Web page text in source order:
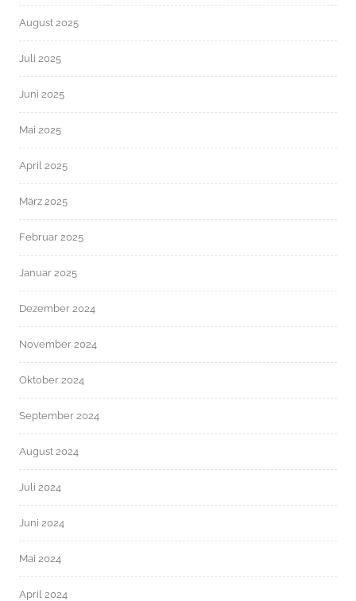
August 2025
Juli 2025
Juni 2025
Mai 2025
April 2025
März 2025
Februar 2025
Januar 2025
Dezember 2024
November 2024
Oktober 2024
September 2024
August 2024
Juli 2024
Juni 2024
Mai 2024
April 2024